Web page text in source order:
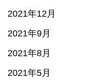
2021年12月
2021年9月
2021年8月
2021年5月